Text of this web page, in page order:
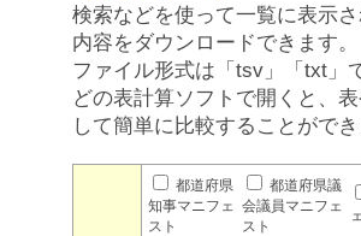
検索などを使って一覧に表示
内容をダウンロードできます。
ファイル形式は「tsv」「txt」
どの表計算ソフトで開くと、
して簡単に比較することができ
都道府県
知事マニフェ
スト
都道府県議
会議員マニフェ
スト